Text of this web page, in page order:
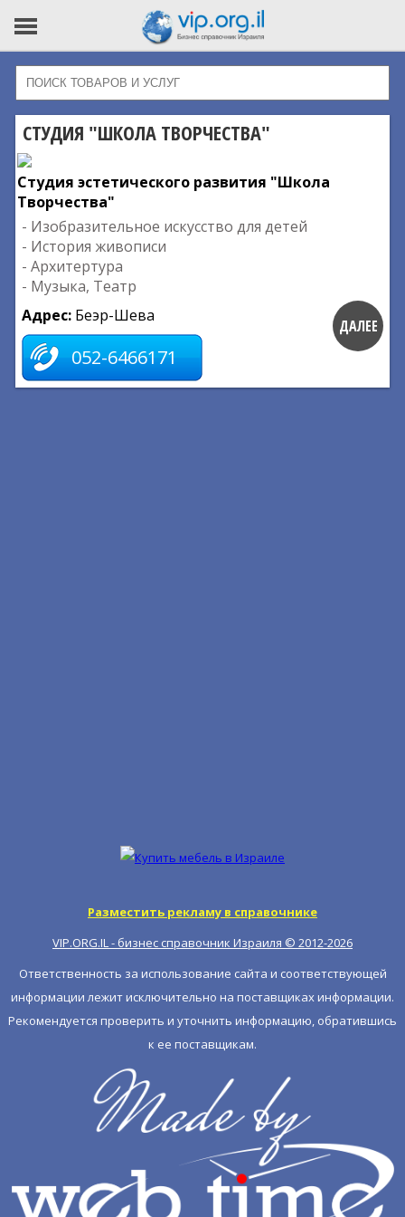
СТУДИЯ "ШКОЛА ТВОРЧЕСТВА"
Студия эстетического развития "Школа
Творчества"
- Изобразительное искусство для детей
- История живописи
- Архитертура
- Музыка, Театр
Адрес: Беэр-Шева
052-6466171
ДАЛЕЕ
Разместить рекламу в справочнике
VIP.ORG.IL - бизнес справочник Израиля © 2012-2026
Ответственность за использование сайта и соответствующей
информации лежит исключительно на поставщиках информации.
Рекомендуется проверить и уточнить информацию, обратившись
к ее поставщикам.